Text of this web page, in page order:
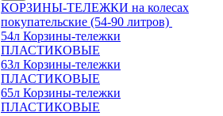
КОРЗИНЫ-ТЕЛЕЖКИ на колесах
покупательские (54-90 литров)
54л Корзины-тележки
ПЛАСТИКОВЫЕ
63л Корзины-тележки
ПЛАСТИКОВЫЕ
65л Корзины-тележки
ПЛАСТИКОВЫЕ